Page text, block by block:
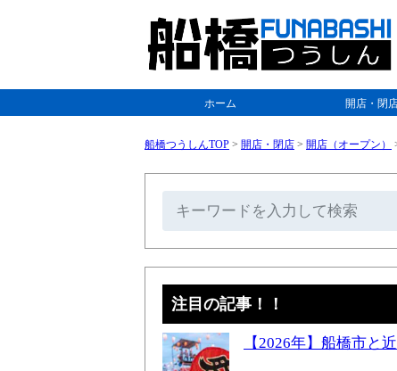
ホーム 開店・閉
船橋つうしんTOP > 開店・閉店 > 開店（オープン）
注目の記事！！
【2026年】船橋市と